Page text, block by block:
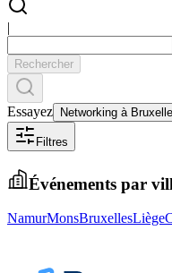
|
Rechercher
Essayez Networking à
Filtres
Événements par
NamurMonsBruxellesLiège